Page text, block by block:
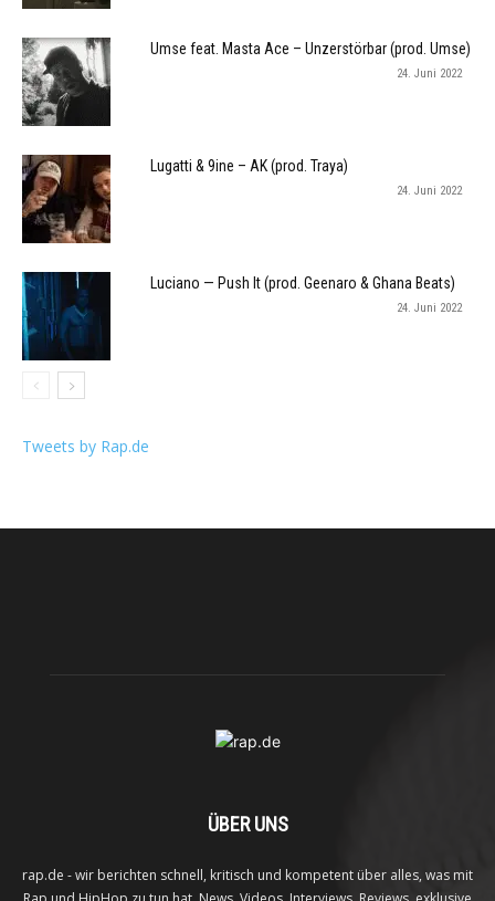
Umse feat. Masta Ace – Unzerstörbar (prod. Umse)
24. Juni 2022
Lugatti & 9ine – AK (prod. Traya)
24. Juni 2022
Luciano — Push It (prod. Geenaro & Ghana Beats)
24. Juni 2022
Tweets by Rap.de
ÜBER UNS
rap.de - wir berichten schnell, kritisch und kompetent über alles, was mit